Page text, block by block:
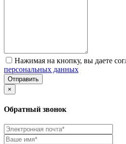
Нажимая на кнопку, вы даете
персональных данных
Отправить
×
Обратный звонок